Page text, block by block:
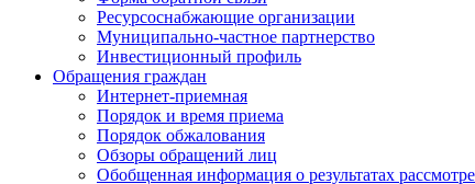
Ресурсоснабжающие организации
Муниципально-частное партнерство
Инвестиционный профиль
Обращения граждан
Интернет-приемная
Порядок и время приема
Порядок обжалования
Обзоры обращений лиц
Обобщенная информация о результатах